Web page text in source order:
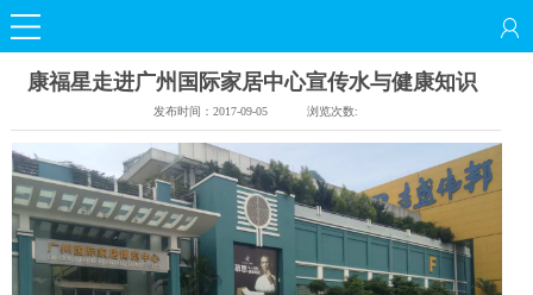
康福星走进广州国际家居中心宣传水与健康知识
发布时间：2017-09-05 浏览次数: